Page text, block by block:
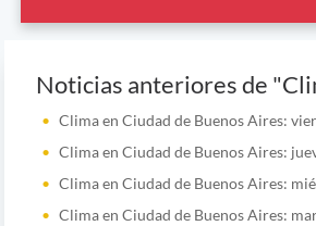
Noticias anteriores de
Clima en Ciudad de Buenos Aires:
Clima en Ciudad de Buenos Aires:
Clima en Ciudad de Buenos Aires:
Clima en Ciudad de Buenos Aires: